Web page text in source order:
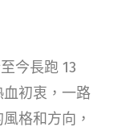
今長跑 13
初衷，一路
格和方向，